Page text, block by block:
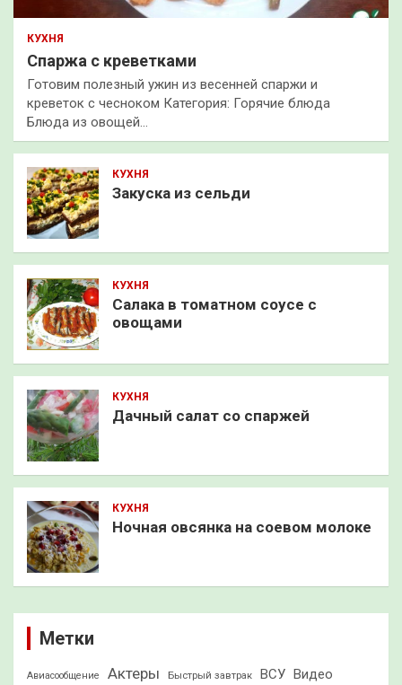
КУХНЯ
Спаржа с креветками
Готовим полезный ужин из весенней спаржи и
креветок с чесноком Категория: Горячие блюда
Блюда из овощей…
КУХНЯ
Закуска из сельди
КУХНЯ
Салака в томатном соусе с
овощами
КУХНЯ
Дачный салат со спаржей
КУХНЯ
Ночная овсянка на соевом молоке
Метки
Авиасообщение Актеры Быстрый завтрак ВСУ
Видео